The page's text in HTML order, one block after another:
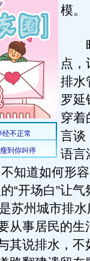
模。
昨
点，
排水
罗延
穿着
言谈
语言
知道如何形
“开场白”让
苏州城市排
从事居民的生
其说排水，不